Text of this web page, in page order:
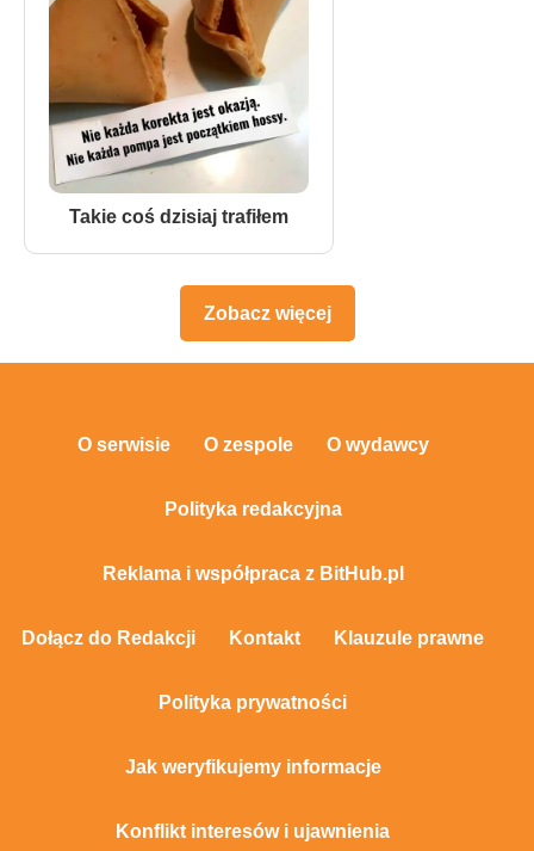
Takie coś dzisiaj trafiłem
Zobacz więcej
O serwisie O zespole O wydawcy
Polityka redakcyjna
Reklama i współpraca z BitHub.pl
Dołącz do Redakcji Kontakt Klauzule prawne
Polityka prywatności
Jak weryfikujemy informacje
Konflikt interesów i ujawnienia